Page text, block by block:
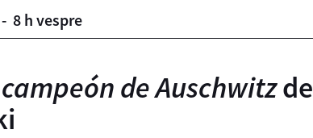
- 8 h vespre
de Auschwitzde